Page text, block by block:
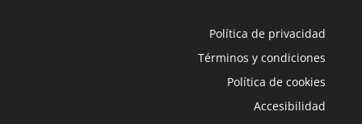
Política de privacidad
Términos y condiciones
Política de cookies
Accesibilidad